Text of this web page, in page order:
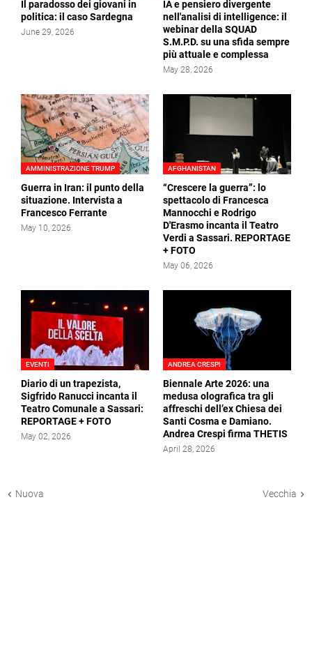
Il paradosso dei giovani in
politica: il caso Sardegna
June 29, 2026
IA e pensiero divergente
nell'analisi di intelligence: il
webinar della SQUAD
S.M.P.D. su una sfida sempre
più attuale e complessa
May 28, 2026
AMMINISTRAZIONE TRUMP
Guerra in Iran: il punto della
situazione. Intervista a
Francesco Ferrante
May 10, 2026
AFGHANISTAN
“Crescere la guerra”: lo
spettacolo di Francesca
Mannocchi e Rodrigo
D'Erasmo incanta il Teatro
Verdi a Sassari. REPORTAGE
+ FOTO
May 06, 2026
EVENTI
Diario di un trapezista,
Sigfrido Ranucci incanta il
Teatro Comunale a Sassari:
REPORTAGE + FOTO
May 02, 2026
ANDREA CRESPI
Biennale Arte 2026: una
medusa olografica tra gli
affreschi dell’ex Chiesa dei
Santi Cosma e Damiano.
Andrea Crespi firma THETIS
April 28, 2026
Nuova Vecchia